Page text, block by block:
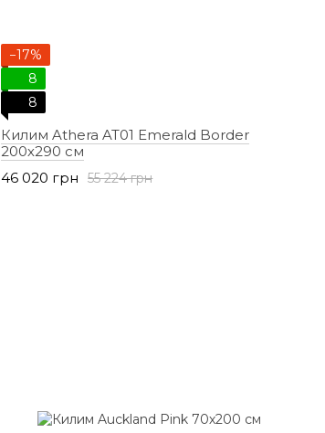
−17%
8
8
Килим Athera AT01 Emerald Border
200х290 см
55 224 грн
46 020 грн